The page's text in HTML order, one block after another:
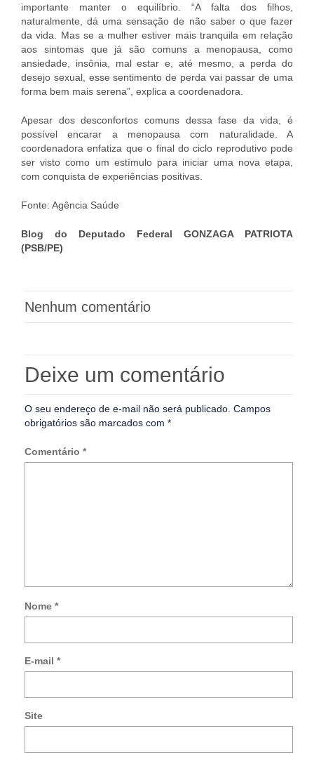
importante manter o equilíbrio. “A falta dos filhos,
naturalmente, dá uma sensação de não saber o que fazer
da vida. Mas se a mulher estiver mais tranquila em relação
aos sintomas que já são comuns a menopausa, como
ansiedade, insônia, mal estar e, até mesmo, a perda do
desejo sexual, esse sentimento de perda vai passar de uma
forma bem mais serena”, explica a coordenadora.
Apesar dos desconfortos comuns dessa fase da vida, é
possível encarar a menopausa com naturalidade. A
coordenadora enfatiza que o final do ciclo reprodutivo pode
ser visto como um estímulo para iniciar uma nova etapa,
com conquista de experiências positivas.
Fonte: Agência Saúde
Blog do Deputado Federal GONZAGA PATRIOTA
(PSB/PE)
Nenhum comentário
Deixe um comentário
O seu endereço de e-mail não será publicado. Campos
obrigatórios são marcados com *
Comentário *
Nome *
E-mail *
Site